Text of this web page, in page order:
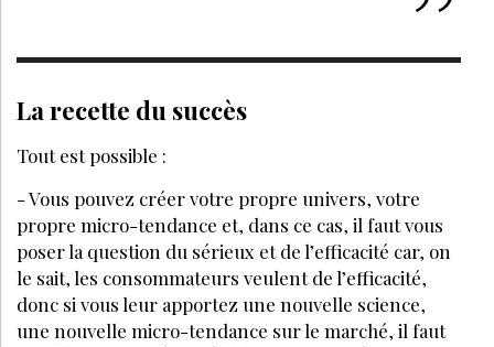
LE MÉDIA DE RÉFÉRENCE DE LA BEAUTÉ ET DU BIEN-ÊTRE
SPA DE BEAUTÉ